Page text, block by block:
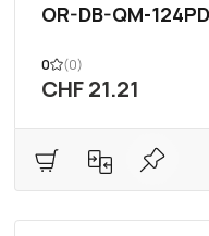
OR-DB-QM-124PD
0 (0)
CHF 21.21